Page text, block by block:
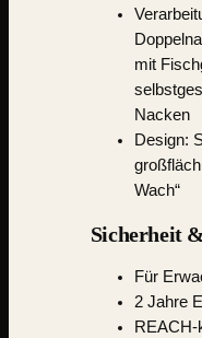
mit
Nacken
Design:
Wach“
Sicherheit
Für
2 Jahre
REACH-